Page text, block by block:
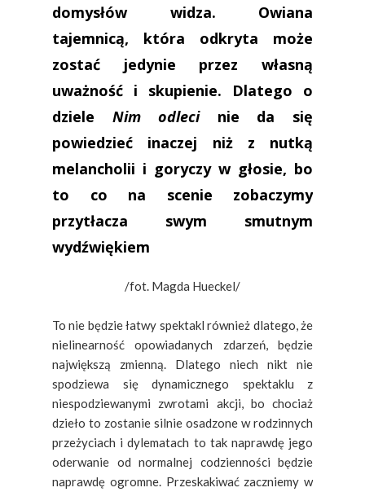
domysłów widza. Owiana
tajemnicą, która odkryta może
zostać jedynie przez własną
uważność i skupienie. Dlatego o
dziele Nim odlecinie da się
powiedzieć inaczej niż z nutką
melancholii i goryczy w głosie, bo
to co na scenie zobaczymy
przytłacza swym smutnym
wydźwiękiem
/fot. Magda Hueckel/
To nie będzie łatwy spektakl również dlatego, że
nielinearność opowiadanych zdarzeń, będzie
największą zmienną. Dlatego niech nikt nie
spodziewa się dynamicznego spektaklu z
niespodziewanymi zwrotami akcji, bo chociaż
dzieło to zostanie silnie osadzone w rodzinnych
przeżyciach i dylematach to tak naprawdę jego
oderwanie od normalnej codzienności będzie
naprawdę ogromne. Przeskakiwać zaczniemy w